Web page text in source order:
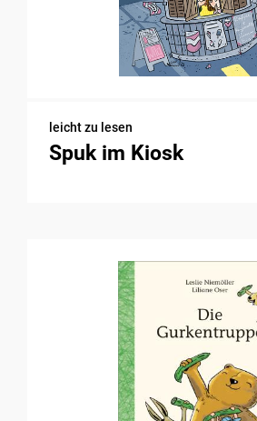
leicht zu lesen
Spuk im Kiosk